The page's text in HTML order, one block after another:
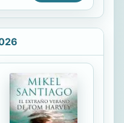
risas de la primera a
Fiona es una joven,
la comida, no solo
encargada de
abastecer a su padre
la sección de
sido su único
su prematura
Fiona tiene